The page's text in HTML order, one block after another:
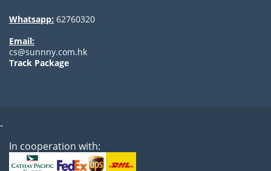
Whatsapp: 62760320
Email:
cs@sunnny.com.hk
Track Package
-
In cooperation with: